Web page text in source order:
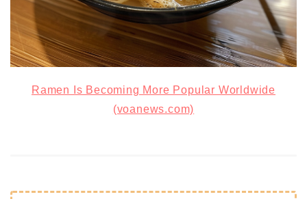
Ramen Is Becoming More Popular Worldwide
(voanews.com)